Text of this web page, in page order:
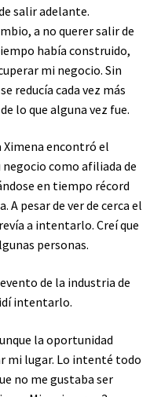
salir adelante.
a no querer salir de
había construido,
mi negocio. Sin
reducía cada vez más
lo que alguna vez fue.
encontró el
como afiliada de
en tiempo récord
pesar de ver de cerca el
a intentarlo. Creí que
personas.
de la industria de
intentarlo.
la oportunidad
mi lugar. Lo intenté todo
no me gustaba ser